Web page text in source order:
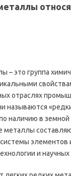
– это группа
отраслях
называются
наличию в земной
металлы
элементов
и